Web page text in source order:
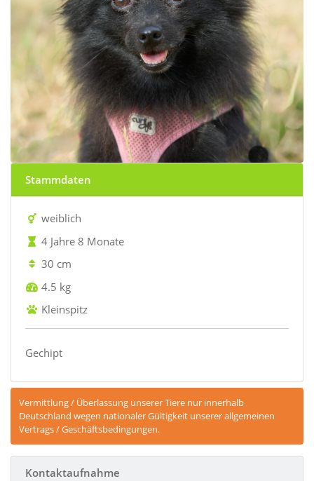
Stammdaten
weiblich
4 Jahre 8 Monate
30 cm
4.5 kg
Kleinspitz
Gechipt
Vermittlung / Überlassung unserer Tiere nur innerhalb
Deutschland wegen nationaler Gültigkeit unserer allgemeinen
Vertrags / Geschäftsbedingungen.
Kontaktaufnahme